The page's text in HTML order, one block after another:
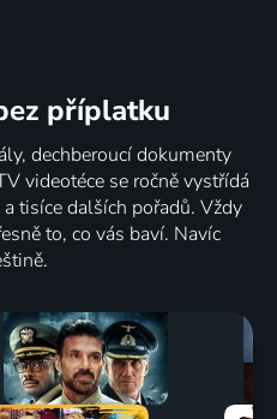
příplatku
dechberoucí dokumenty
videotéce se ročně vystřídá
tisíce dalších pořadů. Vždy
to, co vás baví. Navíc